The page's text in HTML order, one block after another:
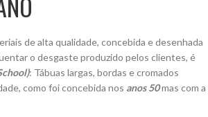
de alta qualidade, concebida e desenhada
o desgaste produzido pelos clientes, é
: Tábuas largas, bordas e cromados
como foi concebida nos anos 50mas com a